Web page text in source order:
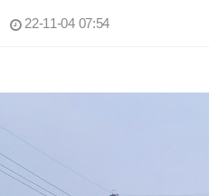
22-11-04 07:54